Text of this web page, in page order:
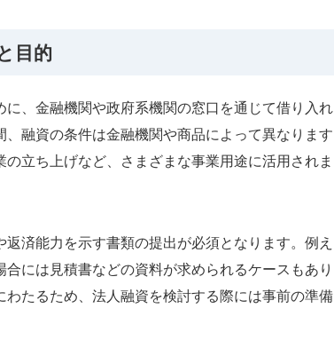
目的
、金融機関や政府系機関の窓口を通じて借り入れ
融資の条件は金融機関や商品によって異なります
立ち上げなど、さまざまな事業用途に活用されま
済能力を示す書類の提出が必須となります。例え
には見積書などの資料が求められるケースもあり
たるため、法人融資を検討する際には事前の準備